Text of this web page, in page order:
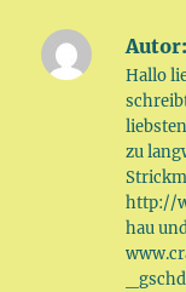
Autor:
Hallo
zu
http://
hau